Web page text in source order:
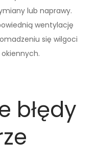
lub naprawy.
wentylację
się wilgoci
błędy